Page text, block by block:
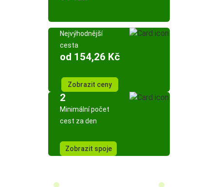
Nejvýhodnější
cesta
od 154,26 Kč
Zobrazit ceny
2
Minimální počet
cest za den
Zobrazit spoje